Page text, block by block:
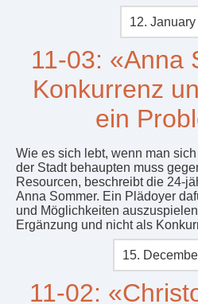
12.
11-03: «Anna
Konkurrenz
ein
Wie es sich lebt, wenn man
der Stadt behaupten muss
Resourcen, beschreibt die 24-
Anna Sommer. Ein Plädoyer
und Möglichkeiten
Ergänzung und nicht als
15.
11-02: